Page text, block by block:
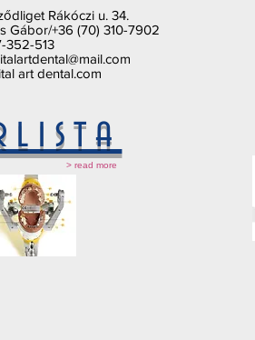
Rákóczi u. 34.
Gábor/+36 (70) 310-7902
352-513
art dental.com
> read more